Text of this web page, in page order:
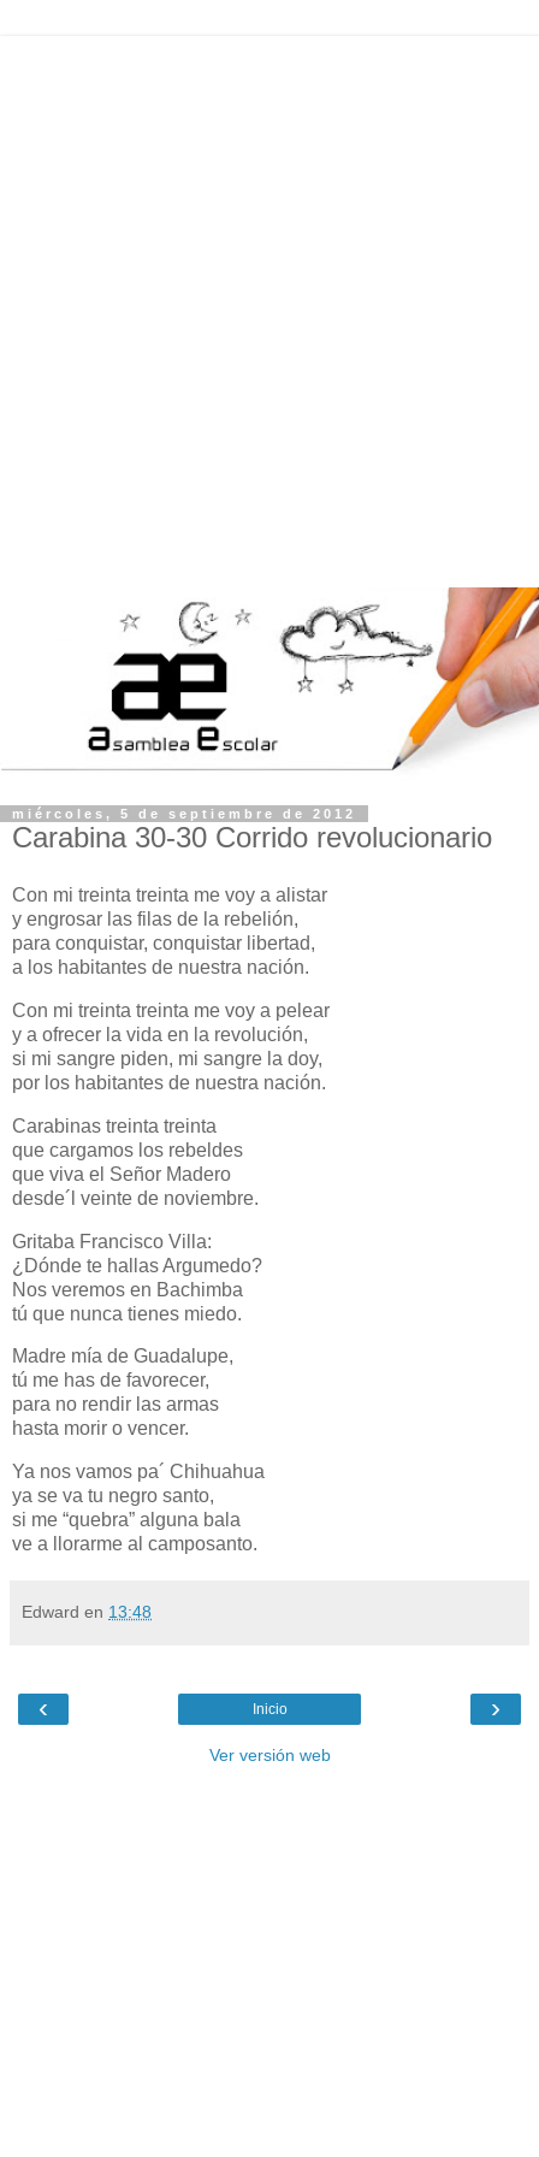
miércoles, 5 de septiembre de 2012
Carabina 30-30 Corrido revolucionario
Con mi treinta treinta me voy a alistar
y engrosar las filas de la rebelión,
para conquistar, conquistar libertad,
a los habitantes de nuestra nación.
Con mi treinta treinta me voy a pelear
y a ofrecer la vida en la revolución,
si mi sangre piden, mi sangre la doy,
por los habitantes de nuestra nación.
Carabinas treinta treinta
que cargamos los rebeldes
que viva el Señor Madero
desde´l veinte de noviembre.
Gritaba Francisco Villa:
¿Dónde te hallas Argumedo?
Nos veremos en Bachimba
tú que nunca tienes miedo.
Madre mía de Guadalupe,
tú me has de favorecer,
para no rendir las armas
hasta morir o vencer.
Ya nos vamos pa´ Chihuahua
ya se va tu negro santo,
si me “quebra” alguna bala
ve a llorarme al camposanto.
Edward en 13:48
‹ ›
Inicio
Ver versión web